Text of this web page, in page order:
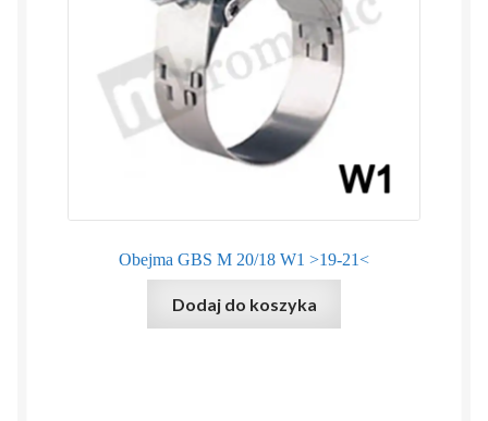
Obejma GBS M 20/18 W1 >19-21<
Dodaj do koszyka